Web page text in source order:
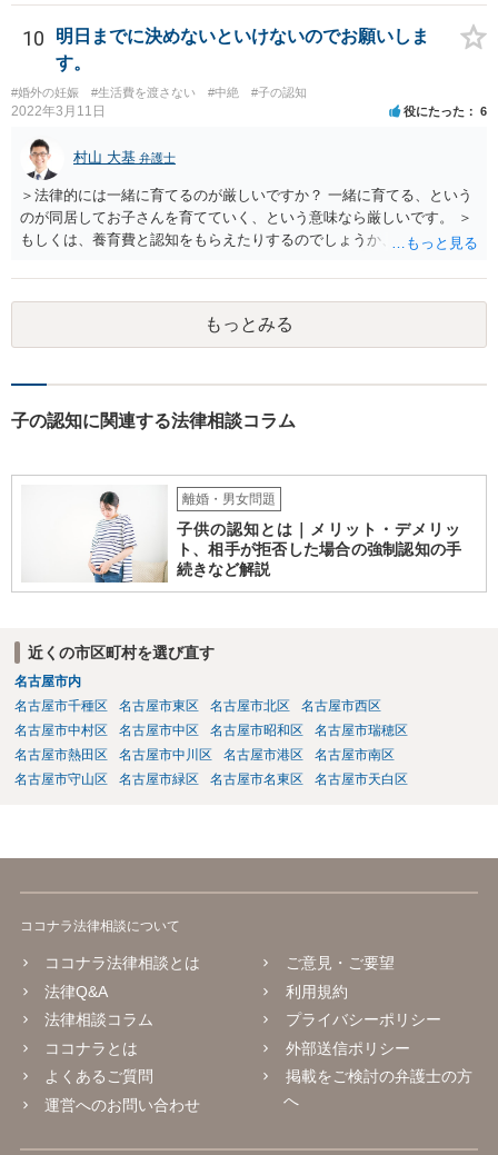
いのであれば、調停や訴訟をするしかないかと思います。
10
明日までに決めないといけないのでお願いしま
す。
#婚外の妊娠 #生活費を渡さない #中絶 #子の認知
2022年3月11日 役にたった 6
村山 大基 弁護士
＞法律的には一緒に育てるのが厳しいですか？ 一緒に育てる、という
のが同居してお子さんを育てていく、という意味なら厳しいです。 ＞
もしくは、養育費と認知をもらえたりするのでしょうか、 相手が認知
す。 また、認知されたことを前提に、父親として子を養う義務があり
ますので、 養育費を請求できます。 ただ、極端な話相手に収入がなか
ったり、行方不明だったりすると、実際上の回収が難しい可能性はあ
ります。
もっとみる
子の認知に関連する法律相談コラム
離婚・男女問題
子供の認知とは｜メリット・デメリッ
ト、相手が拒否した場合の強制認知の手
続きなど解説
近くの市区町村を選び直す
名古屋市内
名古屋市千種区
名古屋市東区 名古屋市北区
名古屋市西区
名古屋市中村区
名古屋市中区 名古屋市昭和区
名古屋市瑞穂区
名古屋市熱田区
名古屋市中川区 名古屋市港区
名古屋市南区
名古屋市守山区
名古屋市緑区 名古屋市名東区 名古屋市天白区
ココナラ法律相談について
ココナラ法律相談とは
法律Q&A
法律相談コラム
ココナラとは
よくあるご質問
運営へのお問い合わせ
ご意見・ご要望
利用規約
プライバシーポリシー
外部送信ポリシー
掲載をご検討の弁護士の方
へ